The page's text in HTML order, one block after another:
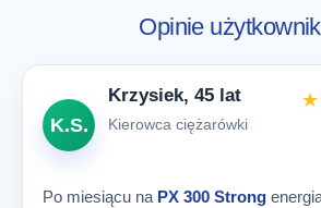
Opinie
K.S.
Krzysiek, 45 lat
Kierowca ciężarówki
Po miesiącu na PX 300 Strong